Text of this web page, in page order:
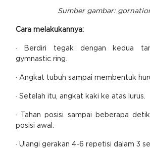
Sumber gambar:
Cara melakukannya:
· Berdiri tegak dengan kedua
gymnastic ring.
· Angkat tubuh sampai membentuk
· Setelah itu, angkat kaki ke atas lurus.
· Tahan posisi sampai beberapa
posisi awal.
· Ulangi gerakan 4-6 repetisi dalam 3